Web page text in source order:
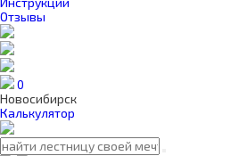
Отзывы
0
Новосибирск
Калькулятор